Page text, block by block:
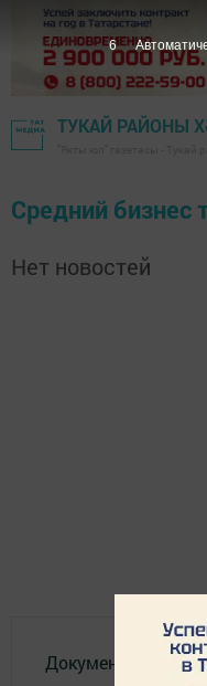
ТУКАЙ РАЙОНЫ
Средний бизнес
Нет новостей
Документлар
6